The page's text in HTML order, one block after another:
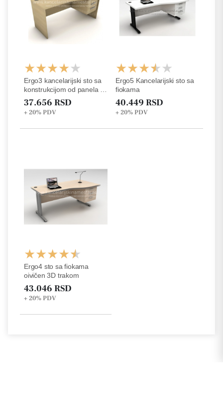
Ergo3 kancelarijski sto sa
konstrukcijom od panela i
fiokama
37.656 RSD
+ 20%PDV
Ergo5 Kancelarijski sto sa
fiokama
40.449 RSD
+ 20%PDV
Ergo4 sto sa fiokama
oivičen 3D trakom
43.046 RSD
+ 20%PDV